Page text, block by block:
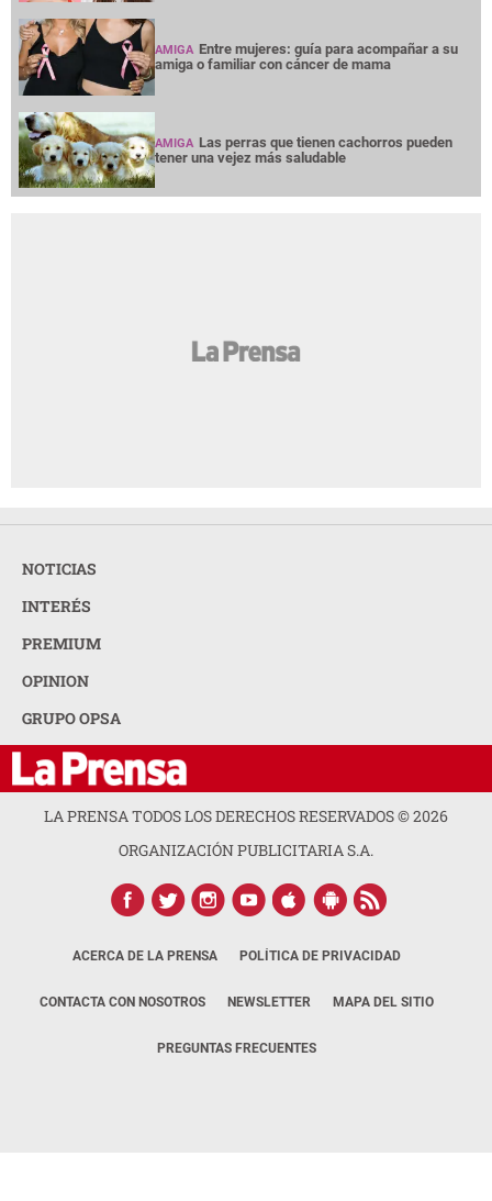
AMIGA Entre mujeres: guía para acompañar a su
amiga o familiar con cáncer de mama
AMIGA Las perras que tienen cachorros pueden
tener una vejez más saludable
NOTICIAS
INTERÉS
PREMIUM
OPINION
GRUPO OPSA
LA PRENSA TODOS LOS DERECHOS RESERVADOS ©2026
ORGANIZACIÓN PUBLICITARIA S.A.
ACERCA DE LA PRENSA POLÍTICA DE PRIVACIDAD
CONTACTA CON NOSOTROS NEWSLETTER MAPA DEL SITIO
PREGUNTAS FRECUENTES